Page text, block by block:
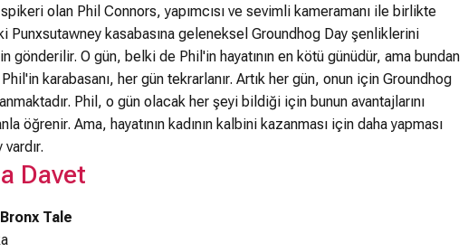
olan Phil Connors, yapımcısı ve sevimli kameramanı ile birlikte
Punxsutawney kasabasına geleneksel Groundhog Day şenliklerini
gönderilir. O gün, belki de Phil'in hayatının en kötü günüdür, ama bundan
karabasanı, her gün tekrarlanır. Artık her gün, onun için Groundhog
Phil, o gün olacak her şeyi bildiği için bunun avantajlarını
öğrenir. Ama, hayatının kadının kalbini kazanması için daha yapması
Davet
Tale